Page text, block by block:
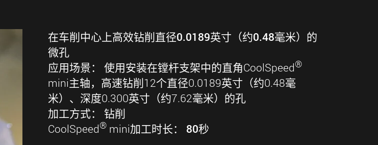
在车削中心上高效钻削直径0.0189英寸（约0.48毫米）的
微孔
应用场景： 使用安装在镗杆支架中的直角CoolSpeed®
mini主轴，高速钻削12个直径0.0189英寸（约0.48毫
米）、深度0.300英寸（约7.62毫米）的孔
加工方式： 钻削
CoolSpeed® mini加工时长： 80秒